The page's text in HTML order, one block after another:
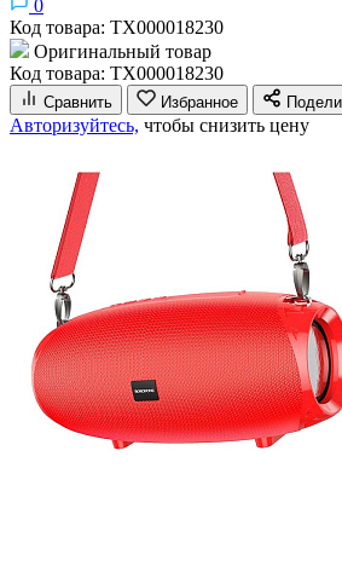
0
Код товара: ТХ000018230
Оригинальный товар
Код товара: ТХ000018230
Сравнить Избранное
Авторизуйтесь, чтобы снизить цену